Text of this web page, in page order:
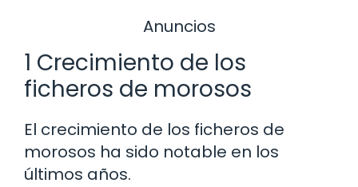
Anuncios
1 Crecimiento de los
ficheros de morosos
El crecimiento de los ficheros de
morosos ha sido notable en los
últimos años.